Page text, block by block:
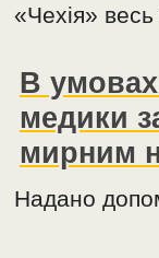
«Чехія»
В
медики
мирним
Надано